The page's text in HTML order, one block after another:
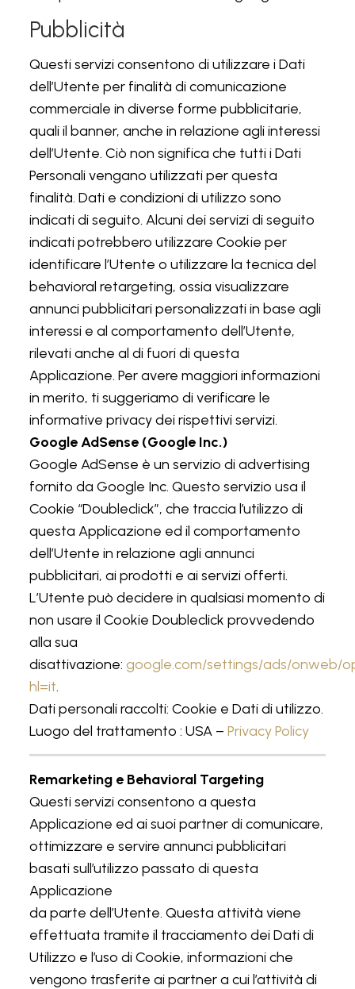
Pubblicità
Questi servizi consentono di utilizzare i Dati
dell’Utente per finalità di comunicazione
commerciale in diverse forme pubblicitarie,
quali il banner, anche in relazione agli interessi
dell’Utente. Ciò non significa che tutti i Dati
Personali vengano utilizzati per questa
finalità. Dati e condizioni di utilizzo sono
indicati di seguito. Alcuni dei servizi di seguito
indicati potrebbero utilizzare Cookie per
identificare l’Utente o utilizzare la tecnica del
behavioral retargeting, ossia visualizzare
annunci pubblicitari personalizzati in base agli
interessi e al comportamento dell’Utente,
rilevati anche al di fuori di questa
Applicazione. Per avere maggiori informazioni
in merito, ti suggeriamo di verificare le
informative privacy dei rispettivi servizi.
Google AdSense (Google Inc.)
Google AdSense è un servizio di advertising
fornito da Google Inc. Questo servizio usa il
Cookie “Doubleclick”, che traccia l’utilizzo di
questa Applicazione ed il comportamento
dell’Utente in relazione agli annunci
pubblicitari, ai prodotti e ai servizi offerti.
L’Utente può decidere in qualsiasi momento di
non usare il Cookie Doubleclick provvedendo
alla sua
disattivazione: google.com/settings/ads/onweb/
hl=it.
Dati personali raccolti: Cookie e Dati di utilizzo.
Luogo del trattamento : USA – Privacy Policy
Remarketing e Behavioral Targeting
Questi servizi consentono a questa
Applicazione ed ai suoi partner di comunicare,
ottimizzare e servire annunci pubblicitari
basati sull’utilizzo passato di questa
Applicazione
da parte dell’Utente. Questa attività viene
effettuata tramite il tracciamento dei Dati di
Utilizzo e l’uso di Cookie, informazioni che
vengono trasferite ai partner a cui l’attività di